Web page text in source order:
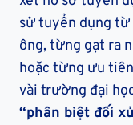
sử tuyển dụng
ông, từng gạt ra
hoặc từng ưu
vài trường đại
“phân biệt đối